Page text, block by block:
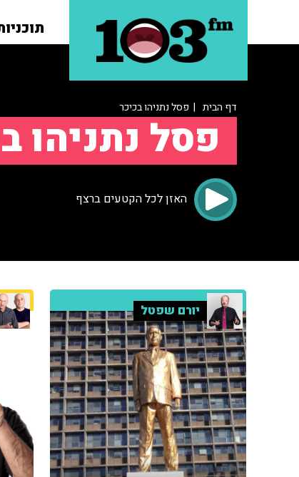
דף הבית | פסל נתניהו בכיכר
פסל נתניהו
האזן לכל הקטעים ברצף
יורם שפטל